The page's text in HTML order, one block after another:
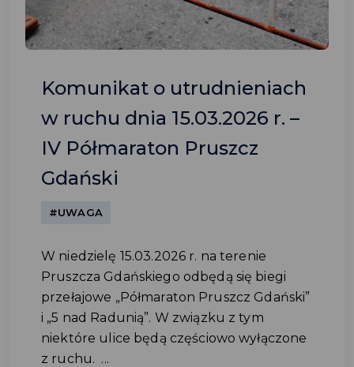
Komunikat o utrudnieniach
w ruchu dnia 15.03.2026 r. –
IV Półmaraton Pruszcz
Gdański
#UWAGA
W niedzielę 15.03.2026 r. na terenie
Pruszcza Gdańskiego odbędą się biegi
przełajowe „Półmaraton Pruszcz Gdański”
i „5 nad Radunią”. W związku z tym
niektóre ulice będą częściowo wyłączone
z ruchu. ...